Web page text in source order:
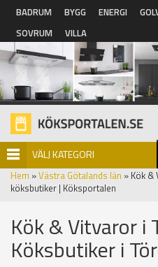
Hoppa till huvudinnehåll
BADRUM BYGG ENERGI
SOVRUM
VILLA
VÄLJ KATEGORI
Hem »Västra Götalands län » Kök
köksbutiker | Köksportalen
Kök & Vitvaror i
Köksbutiker i